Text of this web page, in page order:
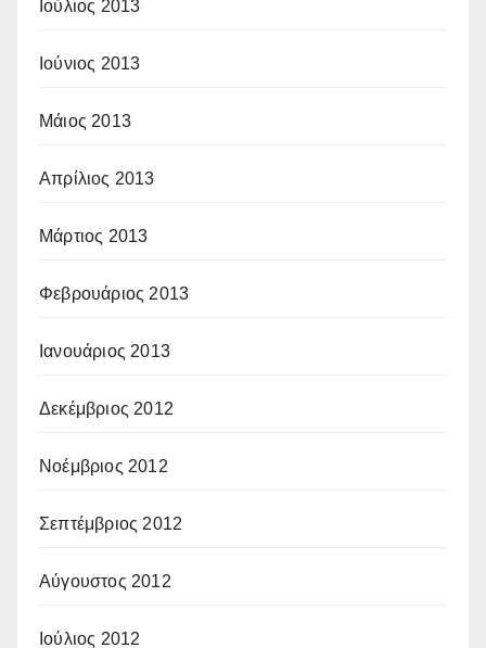
Ιούλιος 2013
Ιούνιος 2013
Μάιος 2013
Απρίλιος 2013
Μάρτιος 2013
Φεβρουάριος 2013
Ιανουάριος 2013
Δεκέμβριος 2012
Νοέμβριος 2012
Σεπτέμβριος 2012
Αύγουστος 2012
Ιούλιος 2012